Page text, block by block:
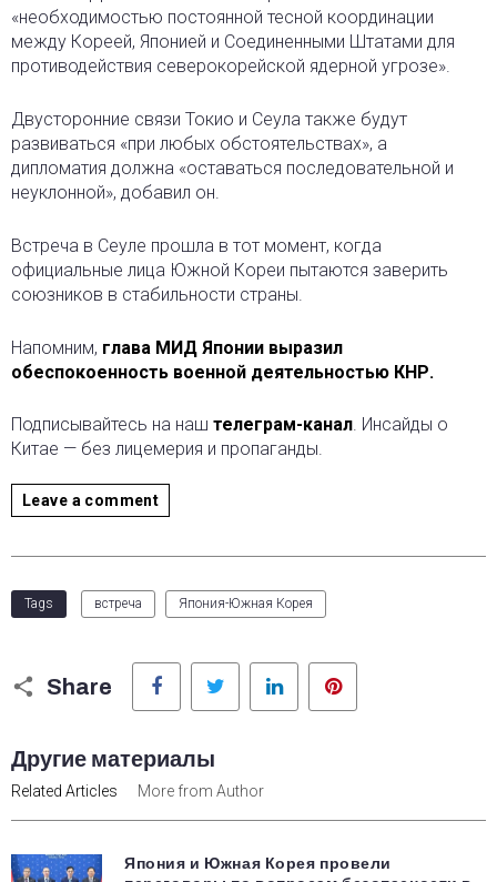
«необходимостью постоянной тесной координации
между Кореей, Японией и Соединенными Штатами для
противодействия северокорейской ядерной угрозе».
Двусторонние связи Токио и Сеула также будут
развиваться «при любых обстоятельствах», а
дипломатия должна «оставаться последовательной и
неуклонной», добавил он.
Встреча в Сеуле прошла в тот момент, когда
официальные лица Южной Кореи пытаются заверить
союзников в стабильности страны.
Напомним, глава МИД Японии выразил
обеспокоенность военной деятельностью КНР.
Подписывайтесь на наш телеграм-канал. Инсайды о
Китае — без лицемерия и пропаганды.
Leave a comment
Tags встреча Япония-Южная Корея
Share
Facebook Twitter LinkedIn
Другие материалы
Related Articles More from Author
Япония и Южная Корея провели